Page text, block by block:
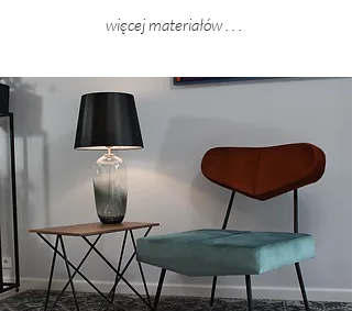
więcej materiałów . . .